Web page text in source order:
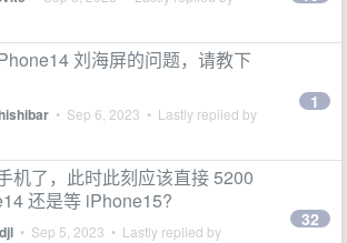
刘海屏的问题，请教下
• Sep 6, 2023 • Lastly replied by
1
机了，此时此刻应该直接 5200
还是等 iPhone15?
• Sep 5, 2023 • Lastly replied by
32